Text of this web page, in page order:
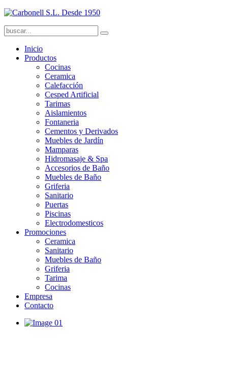
Inicio
Productos
Cocinas
Ceramica
Calefacción
Cesped Artificial
Tarimas
Aislamientos
Fontaneria
Cementos y Derivados
Muebles de Jardín
Mamparas
Hidromasaje & Spa
Accesorios de Baño
Muebles de Baño
Griferia
Sanitario
Puertas
Piscinas
Electrodomesticos
Promociones
Ceramica
Sanitario
Muebles de Baño
Griferia
Tarima
Cocinas
Empresa
Contacto